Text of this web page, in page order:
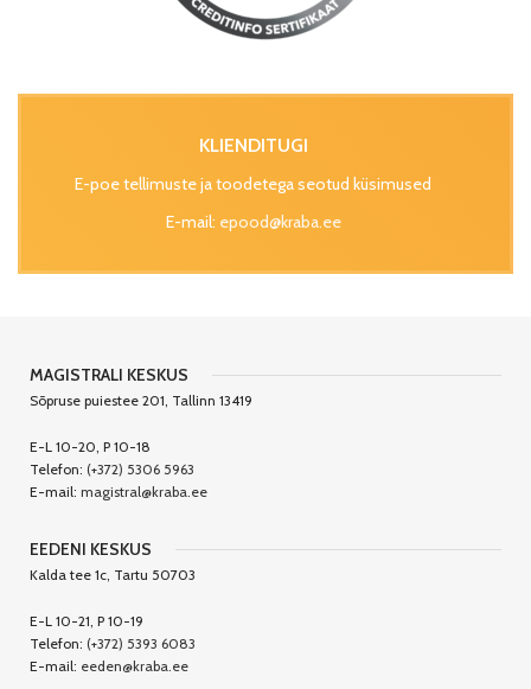
KLIENDITUGI
E-poe tellimuste ja toodetega seotud küsimused
E-mail: epood@kraba.ee
MAGISTRALI KESKUS
Sõpruse puiestee 201, Tallinn 13419
E-L 10-20, P 10-18
Telefon: (+372) 5306 5963
E-mail: magistral@kraba.ee
EEDENI KESKUS
Kalda tee 1c, Tartu 50703
E-L 10-21, P 10-19
Telefon: (+372) 5393 6083
E-mail: eeden@kraba.ee